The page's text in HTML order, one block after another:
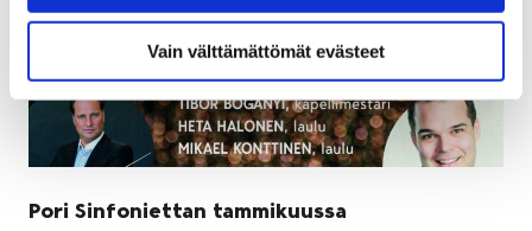
Vain välttämättömät evästeet
Pori Sinfoniettan tammikuussa